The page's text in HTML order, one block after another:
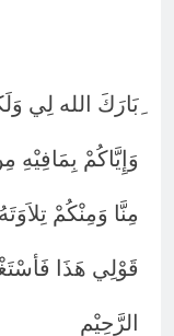
ِبَارَكَ الله لِي
وَإِيَّاكُمْ بِمَافِيْهِ
مِنَّا وَمِنْكُمْ
قَوْلِي هَذَا
الرَّحِيْم